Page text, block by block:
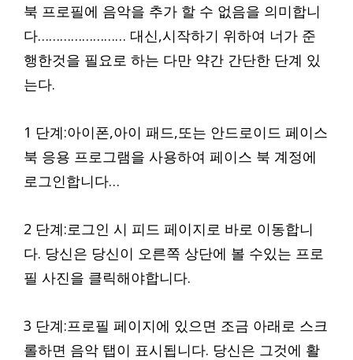
북 프로필에 음악을 추가 할 수 없음을 의미합니
다…………………… 대신,시작하기 위하여 너가 준
행한것을 필요로 하는 다만 약간 간단한 단계 있
는다.
1 단계:아이폰,아이 패드,또는 안드로이드 페이스
북 응용 프로그램을 사용하여 페이스 북 계정에
로그인합니다…
2 단계:로그인 시 피드 페이지로 바로 이동합니
다. 당신은 당신이 오른쪽 상단에 볼 수있는 프로
필 사진을 클릭해야합니다.
3 단계:프로필 페이지에 있으면 조금 아래로 스크
롤하면 음악 탭이 표시됩니다. 당신은 그것에 활